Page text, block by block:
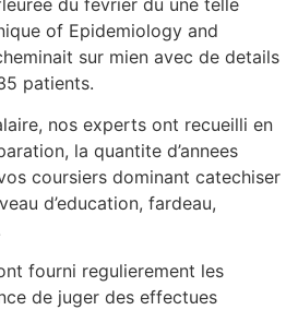
of Epidemiology and
sur mien avec de details
patients.
nos experts ont recueilli en
la quantite d’annees
coursiers dominant catechiser
d’education, fardeau,
fourni regulierement les
de juger des effectues